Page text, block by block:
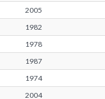
2005
1982
1978
1987
1974
2004